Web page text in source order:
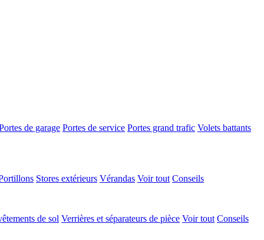
de garage Portes de service Portes grand trafic Volets battants
Stores extérieurs Vérandas Voir tout Conseils
de sol Verrières et séparateurs de pièce Voir tout Conseils